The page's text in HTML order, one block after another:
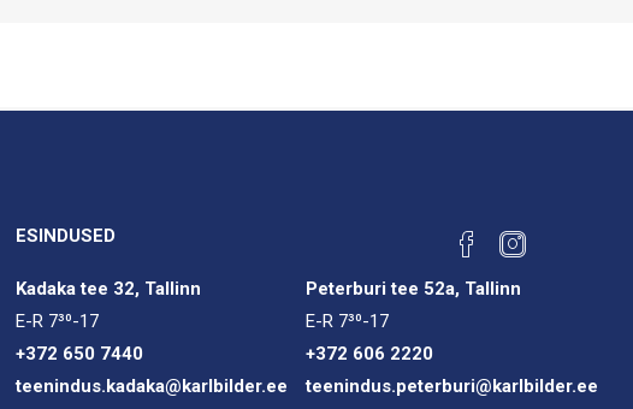
ESINDUSED
Kadaka tee 32, Tallinn
E-R 7³⁰-17
+372 650 7440
teenindus.kadaka@karlbilder.ee
Peterburi tee 52a, Tallinn
E-R 7³⁰-17
+372 606 2220
teenindus.peterburi@karlbilder.ee